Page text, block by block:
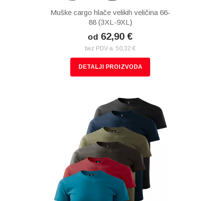
Muške cargo hlače velikih veličina 66-
88 (3XL-9XL)
od 62,90 €
bez PDV-a 50,32 €
DETALJI PROIZVODA